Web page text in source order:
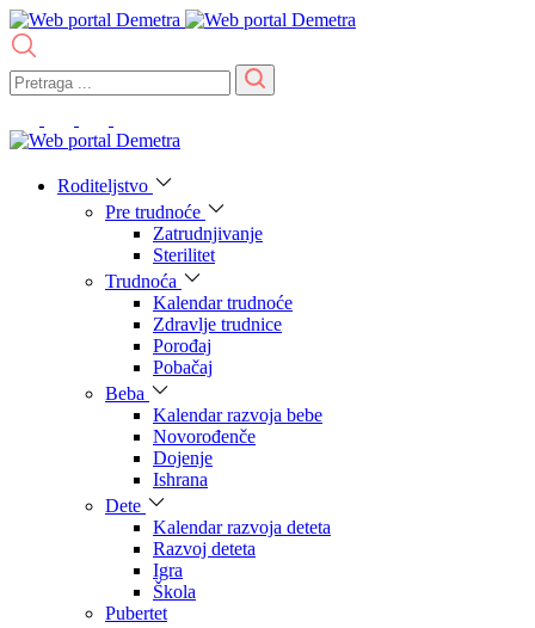
Roditeljstvo
Pre trudnoće
Zatrudnjivanje
Sterilitet
Trudnoća
Kalendar trudnoće
Zdravlje trudnice
Porođaj
Pobačaj
Beba
Kalendar razvoja bebe
Novorođenče
Dojenje
Ishrana
Dete
Kalendar razvoja deteta
Razvoj deteta
Igra
Škola
Pubertet